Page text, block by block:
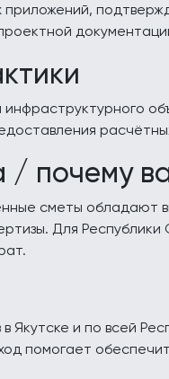
/ почему
сметы обладают
Для
Якутске и по всей
помогает